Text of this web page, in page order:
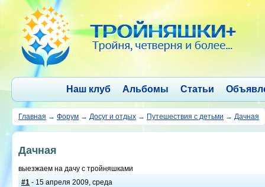
Наш клуб Альбомы Статьи
Главная → Форум → Досуг и отдых → Путешествия с детьми → Дачная
Дачная
выезжаем на дачу с тройняшками
#1 - 15 апреля 2009, среда